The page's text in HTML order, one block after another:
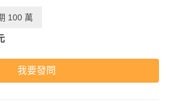
100 萬
我要發問